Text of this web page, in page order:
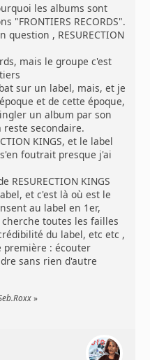
les albums sont
"FRONTIERS RECORDS".
, RESURECTION
mais le groupe c'est
sur un label, mais, et je
et de cette époque,
un album par son
secondaire.
KINGS, et le label
foutrait presque j'ai
KINGS
et c'est là où est le
au label en 1er,
toutes les failles
du label, etc etc ,
première : écouter
sans rien d'autre
»